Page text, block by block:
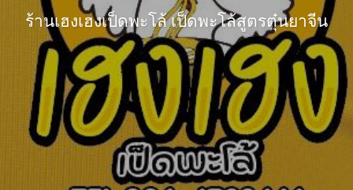
ร้านเฮงเฮงเป็ดพะโล้ เป็ดพะโล้สูตรตุ๋นยาจีน